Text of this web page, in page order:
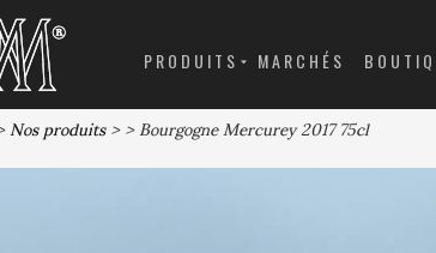
PRODUITS MARCHÉS
Nos produits>> Bourgogne Mercurey 2017 75cl